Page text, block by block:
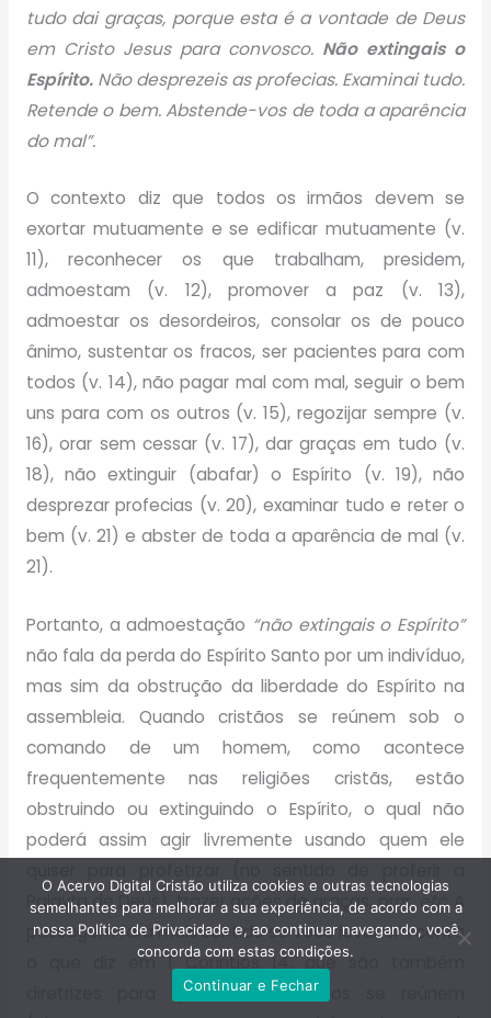
tudo dai graças, porque esta é a vontade de Deus
em Cristo Jesus para convosco. Não extingais o
Espírito.Não desprezeis as profecias. Examinai tudo.
Retende o bem. Abstende-vos de toda a aparência
do mal”.
O contexto diz que todos os irmãos devem se
exortar mutuamente e se edificar mutuamente (v.
11), reconhecer os que trabalham, presidem,
admoestam (v. 12), promover a paz (v. 13),
admoestar os desordeiros, consolar os de pouco
ânimo, sustentar os fracos, ser pacientes para com
todos (v. 14), não pagar mal com mal, seguir o bem
uns para com os outros (v. 15), regozijar sempre (v.
16), orar sem cessar (v. 17), dar graças em tudo (v.
18), não extinguir (abafar) o Espírito (v. 19), não
desprezar profecias (v. 20), examinar tudo e reter o
bem (v. 21) e abster de toda a aparência de mal (v.
21).
Portanto, a admoestação “não extingais o Espírito”
não fala da perda do Espírito Santo por um indivíduo,
mas sim da obstrução da liberdade do Espírito na
assembleia. Quando cristãos se reúnem sob o
comando de um homem, como acontece
frequentemente nas religiões cristãs, estão
obstruindo ou extinguindo o Espírito, o qual não
poderá assim agir livremente usando quem ele
Palavra de Deus), trazer ações de graças, orar, etc.A
passagem fará mais sentido se você levar em conta
o que diz em 1 Coríntios 14, que são também
diretrizes para quando os cristãos se reúnem
O Acervo Digital Cristão utiliza cookies e outras tecnologias
semelhantes para melhorar a sua experiência, de acordo com a
nossa Política de Privacidade e, ao continuar navegando, você
concorda com estas condições.
Continuar e Fechar